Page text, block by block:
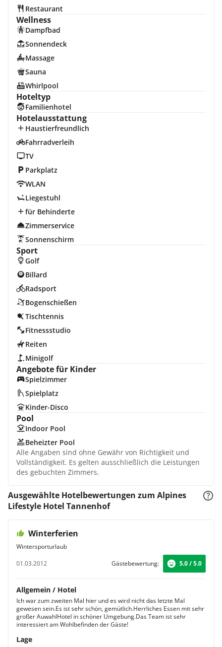
Restaurant
Wellness
Dampfbad
Sonnendeck
Massage
Sauna
Whirlpool
Hoteltyp
Familienhotel
Hotelausstattung
Haustierfreundlich
Fahrradverleih
TV
Parkplatz
WLAN
Liegestuhl
für Behinderte
Zimmerservice
Sonnenschirm
Sport
Golf
Billard
Radsport
Bogenschießen
Tischtennis
Fitnessstudio
Reiten
Minigolf
Angebote für Kinder
Spielzimmer
Spielplatz
Kinder-Disco
Pool
Indoor Pool
Beheizter Pool
Alle Angaben sind ohne Gewähr von Richtigkeit und
Vollständigkeit. Es gelten ausschließlich die Leistungen
des gebuchten Zimmers.
Ausgewählte Hotelbewertungen zum Alpines
Lifestyle Hotel Tannenhof
Winterferien
Wintersporturlaub
01.03.2012
Gästebewertung: 5.0 / 5.0
Allgemein / Hotel
Ich war zum zweiten Mal hier und es wird nicht das letzte Mal
gewesen sein.Es ist sehr schön, gemütlich.Herrliches Essen mit sehr
großer AuwahlHotel in schöner Umgebung.Das Team ist sehr
interessiert am Wohlbefinden der Gäste!
Lage